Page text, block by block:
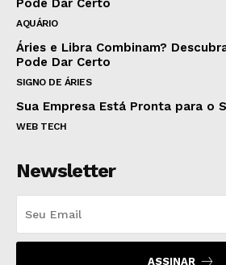
Pode Dar Certo
AQUÁRIO
Áries e Libra Combinam?
Pode Dar Certo
SIGNO DE ÁRIES
Sua Empresa Está Pronta para o
WEB TECH
Newsletter
ASSINAR